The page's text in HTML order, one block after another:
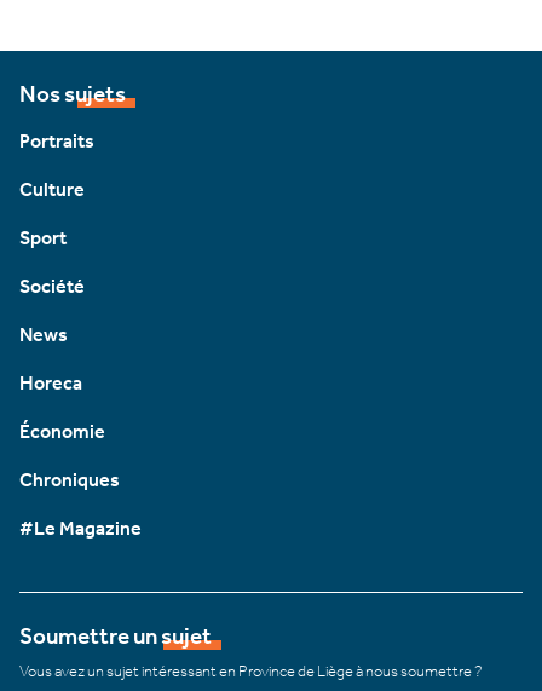
Nos sujets
Portraits
Culture
Sport
Société
News
Horeca
Économie
Chroniques
#Le Magazine
Soumettre un sujet
Vous avez un sujet intéressant en Province de Liège à nous soumettre ?